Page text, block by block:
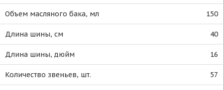
Объем масляного бака, мл 150
Длина шины, см 40
Длина шины, дюйм 16
Количество звеньев, шт. 57